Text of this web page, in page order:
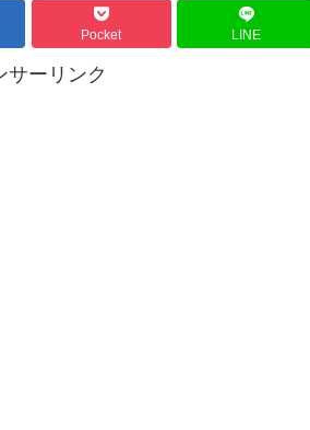
Pocket LINE
サーリンク